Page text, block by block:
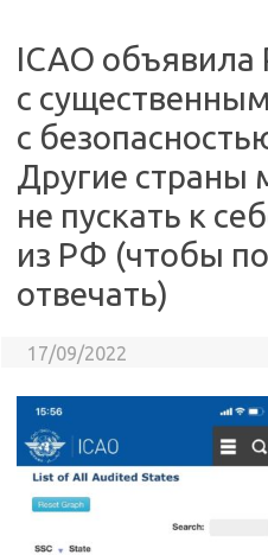
ICAO объявила
с
с
Другие страны
не пускать к
из РФ (чтобы
отвечать)
17/09/2022